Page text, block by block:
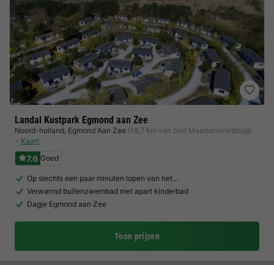
Landal Kustpark Egmond aan Zee
Noord-holland, Egmond Aan Zee (18,7 km van Sint Maartensvlotbrug)
Kaart
7.6 Goed
Op slechts een paar minuten lopen van het…
Verwarmd buitenzwembad met apart kinderbad
Dagje Egmond aan Zee
Toon prijzen